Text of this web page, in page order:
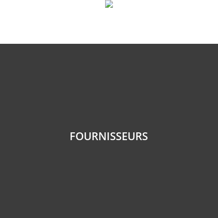
FOURNISSEURS